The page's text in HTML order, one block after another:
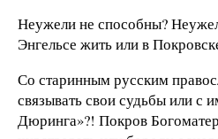
Неужели не способны?
Энгельсе жить или в
Со старинным русским
связывать свои судьбы или с
Дюринга»?! Покров